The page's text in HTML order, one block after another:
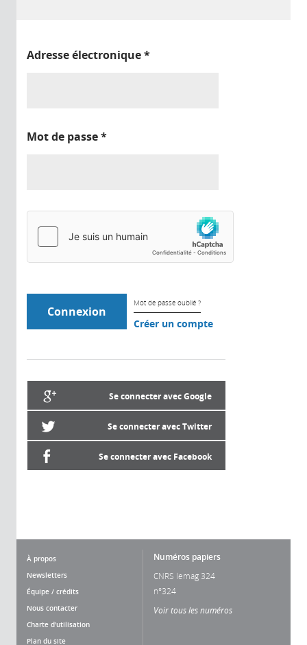
Adresse électronique*
Mot de passe*
Mot de passe oublié ?
Créer un compte
Se connecter avec Google
Se connecter avec Twitter
Se connecter avec Facebook
À propos
Newsletters
Équipe / crédits
Nous contacter
Charte d'utilisation
Plan du site
Numéros papiers
CNRS lemag 324
n°324
Voir tous les numéros